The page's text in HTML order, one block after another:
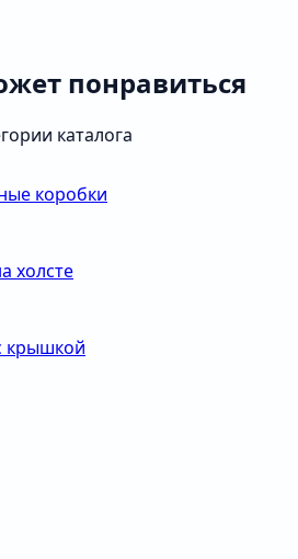
понравиться
каталога
коробки
холсте
крышкой